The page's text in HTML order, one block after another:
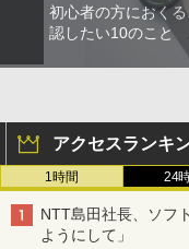
初心者の方におく
認したい10のこと
アクセスランキ
1時間 24
NTT島田社長、ソフ
ようにして」